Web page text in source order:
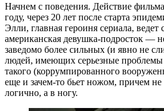
Начнем с поведения. Действие
году, через 20 лет после старта
Элли, главная героиня сериала, ведет
американская девушка-подросток —
заведомо более сильных (и явно не
людей, имеющих серьезные проблемы
такого (коррумпированного
еще и зачем-то бьет ножом, причем не
логично, а в ногу.